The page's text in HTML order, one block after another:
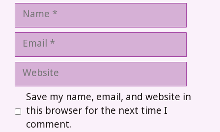
Name
Email
Website
Save my name, email, and website in
this browser for the next time I
comment.